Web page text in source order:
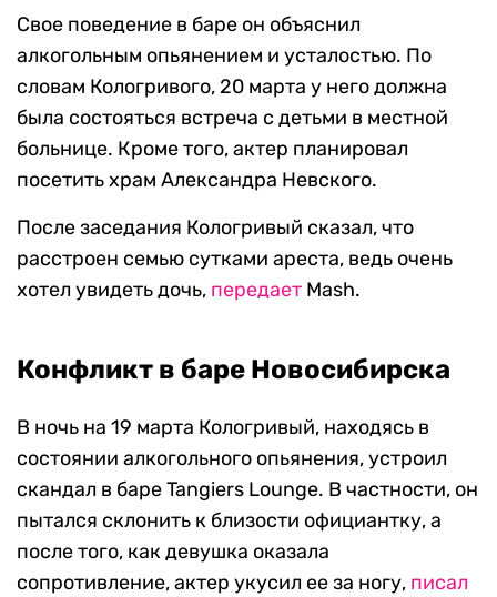
Свое поведение в баре он объяснил
алкогольным опьянением и усталостью. По
словам Кологривого, 20 марта у него должна
была состояться встреча с детьми в местной
больнице. Кроме того, актер планировал
посетить храм Александра Невского.
После заседания Кологривый сказал, что
расстроен семью сутками ареста, ведь очень
хотел увидеть дочь, передает Mash.
Конфликт в баре Новосибирска
В ночь на 19 марта Кологривый, находясь в
состоянии алкогольного опьянения, устроил
скандал в баре Tangiers Lounge. В частности, он
пытался склонить к близости официантку, а
после того, как девушка оказала
сопротивление, актер укусил ее за ногу, писал